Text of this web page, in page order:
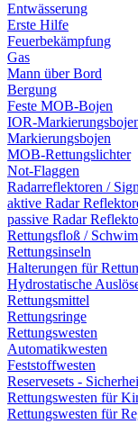
Entwässerung
Erste Hilfe
Feuerbekämpfung
Gas
Mann über Bord
Bergung
Feste MOB-Bojen
IOR-
Markierungsbojen
MOB-Rettungslichter
Not-Flaggen
Radarreflektoren /
aktive Radar
passive Radar
Rettungsfloß /
Rettungsinseln
Halterungen für
Hydrostatische
Rettungsmittel
Rettungsringe
Rettungswesten
Automatikwesten
Feststoffwesten
Reservesets -
Rettungswesten für
Rettungswesten für